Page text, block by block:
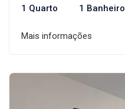
1 Quarto 1 Banheiro
Mais informações